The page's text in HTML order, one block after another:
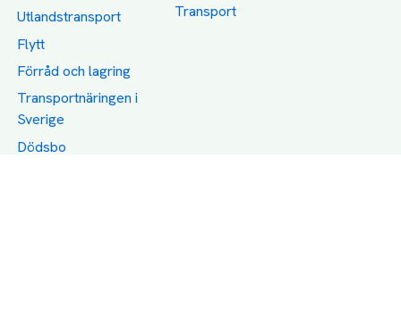
Utlandstransport
Flytt
Förråd och lagring
Transportnäringen i
Sverige
Dödsbo
Transport